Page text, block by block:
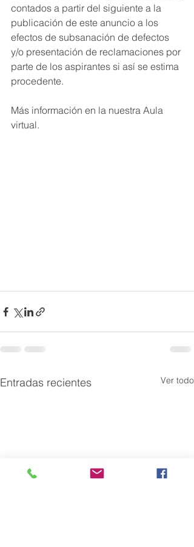
contados a partir del siguiente a la
publicación de este anuncio a los
efectos de subsanación de defectos
y/o presentación de reclamaciones por
parte de los aspirantes si así se estima
procedente.
Más información en la nuestra Aula
virtual.
Entradas recientes Ver todo